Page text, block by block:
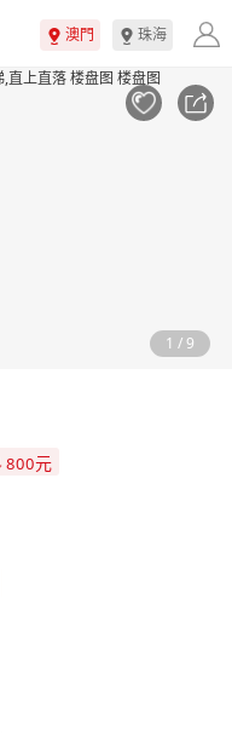
澳門 珠海
1 / 9
800元